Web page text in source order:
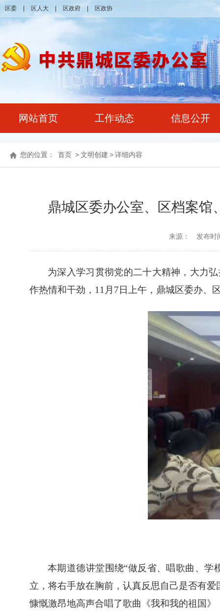
区委 区人大 区政府 区政协
网站首页 工作动态 信息公开
您的位置： 首页 >文明创建 >详细内容
鼎城区委办公室、区档案馆
来源： 发布时
为深入学习贯彻党的二十大精神，大力
作热情和干劲， 11 月 7 日上午，鼎城区委办、
本期道德讲堂围绕“做反省、唱歌曲、学
立，将右手放在胸前，认真反思自己是否有爱
慷慨激昂地高声合唱了歌曲《我和我的祖国》